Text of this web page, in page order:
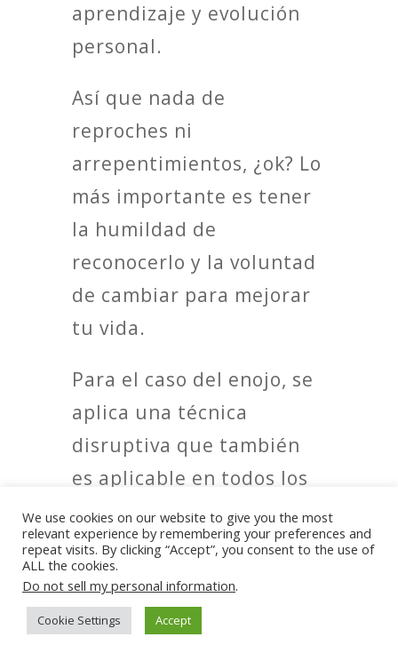
aprendizaje y evolución
personal.
Así que nada de
reproches ni
arrepentimientos, ¿ok? Lo
más importante es tener
la humildad de
reconocerlo y la voluntad
de cambiar para mejorar
tu vida.
Para el caso del enojo, se
aplica una técnica
disruptiva que también
es aplicable en todos los
otros casos que
mencioné. Sucede que
aquí debería bastar con
detenerte, respirar
profundo, contar hasta 10
We use cookies on our website to give you the most
relevant experience by remembering your preferences and
repeat visits. By clicking “Accept”, you consent to the use of
ALL the cookies.
Do not sell my personal information.
Cookie Settings Accept